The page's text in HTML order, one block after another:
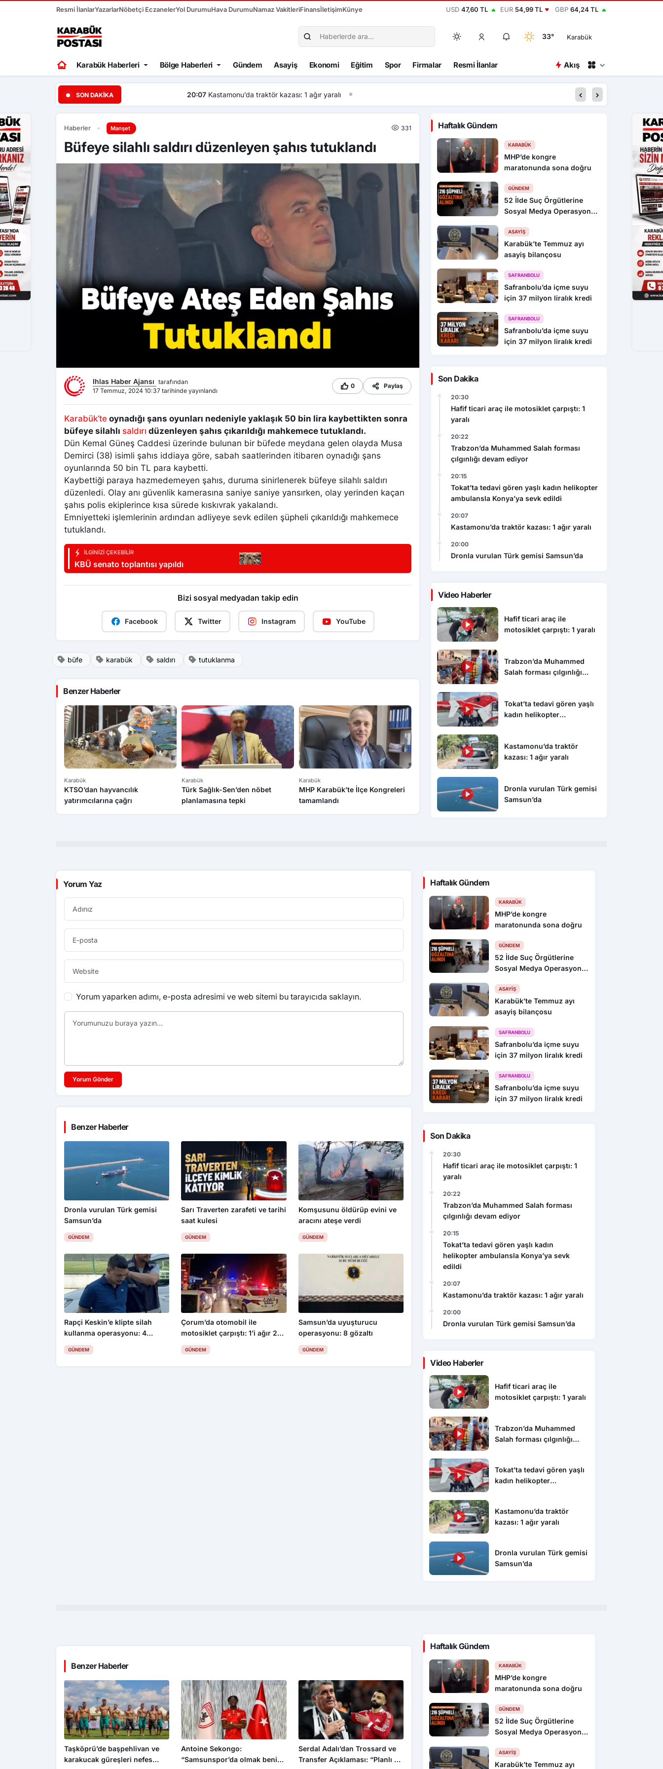
Resmi İlanlarYazarlarNöbetçi EczanelerYol DurumuHava DurumuNamaz VakitleriFinansİletişimKünye USD 47,60 TL EUR 54,99 TL GBP 64,24 TL
33° Karabük
Karabük Haberleri Bölge Haberleri Gündem Asayiş Ekonomi Eğitim Spor Firmalar Resmi İlanlar Akış
SON DAKIKA Kastamonu’da traktör kazası: 1 ağır yaralı 20:00 Dronla vurulan Türk
Haberler Manşet 331
Büfeye silahlı saldırı düzenleyen şahıs tutuklandı
Ihlas Haber Ajansı tarafından
17 Temmuz, 2024 10:37 tarihinde yayınlandı
0 Paylaş
Karabük’te oynadığı şans oyunları nedeniyle yaklaşık 50 bin lira kaybettikten sonra
büfeye silahlı saldırı düzenleyen şahıs çıkarıldığı mahkemece tutuklandı.
Dün Kemal Güneş Caddesi üzerinde bulunan bir büfede meydana gelen olayda Musa
Demirci (38) isimli şahıs iddiaya göre, sabah saatlerinden itibaren oynadığı şans
oyunlarında 50 bin TL para kaybetti.
Kaybettiği paraya hazmedemeyen şahıs, duruma sinirlenerek büfeye silahlı saldırı
düzenledi. Olay anı güvenlik kamerasına saniye saniye yansırken, olay yerinden kaçan
şahıs polis ekiplerince kısa sürede kıskıvrak yakalandı.
Emniyetteki işlemlerinin ardından adliyeye sevk edilen şüpheli çıkarıldığı mahkemece
tutuklandı.
İLGINIZI ÇEKEBILIR
KBÜ senato toplantısı yapıldı
Bizi sosyal medyadan takip edin
Facebook Twitter Instagram YouTube
büfe karabük saldırı tutuklanma
Benzer Haberler
Karabük
KTSO’dan hayvancılık
yatırımcılarına çağrı
Karabük
Türk Sağlık-Sen’den nöbet
planlamasına tepki
Karabük
MHP Karabük’te İlçe Kongreleri
tamamlandı
Karabük
Sanayi sitesinde denetim ve
bilgilendirme çalışması
İUP personeline mesleki gelişim
eğitimi
Haftalık Gündem
KARABÜK
MHP’de kongre
maratonunda sona doğru
GÜNDEM
52 İlde Suç Örgütlerine
Sosyal Medya Operasyonu:
ASAYIŞ
Karabük’te Temmuz ayı
asayiş bilançosu
SAFRANBOLU
Safranbolu’da içme suyu
için 37 milyon liralık kredi
SAFRANBOLU
Safranbolu’da içme suyu
için 37 milyon liralık kredi
Son Dakika
20:30
Hafif ticari araç ile motosiklet çarpıştı: 1
yaralı
20:22
Trabzon’da Muhammed Salah forması
çılgınlığı devam ediyor
20:15
Tokat’ta tedavi gören yaşlı kadın helikopter
ambulansla Konya’ya sevk edildi
20:07
Kastamonu’da traktör kazası: 1 ağır yaralı
20:00
Dronla vurulan Türk gemisi Samsun’da
Video Haberler
Hafif ticari araç ile
motosiklet çarpıştı: 1 yaralı
Trabzon’da Muhammed
Salah forması çılgınlığı
Tokat’ta tedavi gören yaşlı
kadın helikopter
Kastamonu’da traktör
kazası: 1 ağır yaralı
Dronla vurulan Türk gemisi
Samsun’da
Yorum Yaz
Yorum yaparken adımı, e-posta adresimi ve web sitemi bu tarayıcıda saklayın.
Yorum Gönder
Benzer Haberler
Dronla vurulan Türk gemisi
Samsun’da
GÜNDEM
Sarı Traverten zarafeti ve tarihi
saat kulesi
GÜNDEM
Komşusunu öldürüp evini ve
aracını ateşe verdi
GÜNDEM
Rapçi Keskin’e klipte silah
kullanma operasyonu: 4
gözaltı
GÜNDEM
Çorum’da otomobil ile
motosiklet çarpıştı: 1’i ağır 2
yaralı
GÜNDEM
Samsun’da uyuşturucu
operasyonu: 8 gözaltı
GÜNDEM
Haftalık Gündem
KARABÜK
MHP’de kongre
maratonunda sona doğru
GÜNDEM
52 İlde Suç Örgütlerine
Sosyal Medya Operasyonu:
ASAYIŞ
Karabük’te Temmuz ayı
asayiş bilançosu
SAFRANBOLU
Safranbolu’da içme suyu
için 37 milyon liralık kredi
SAFRANBOLU
Safranbolu’da içme suyu
için 37 milyon liralık kredi
Son Dakika
20:30
Hafif ticari araç ile motosiklet çarpıştı: 1
yaralı
20:22
Trabzon’da Muhammed Salah forması
çılgınlığı devam ediyor
20:15
Tokat’ta tedavi gören yaşlı kadın
helikopter ambulansla Konya’ya sevk
edildi
20:07
Kastamonu’da traktör kazası: 1 ağır yaralı
20:00
Dronla vurulan Türk gemisi Samsun’da
Video Haberler
Hafif ticari araç ile
motosiklet çarpıştı: 1 yaralı
Trabzon’da Muhammed
Salah forması çılgınlığı
Tokat’ta tedavi gören yaşlı
kadın helikopter
Kastamonu’da traktör
kazası: 1 ağır yaralı
Dronla vurulan Türk gemisi
Samsun’da
Benzer Haberler
Taşköprü’de başpehlivan ve
karakucak güreşleri nefes
Antoine Sekongo:
“Samsunspor’da olmak benim
Serdal Adalı’dan Trossard ve
Transfer Açıklaması: “Planlı Bir
Haftalık Gündem
KARABÜK
MHP’de kongre
maratonunda sona doğru
GÜNDEM
52 İlde Suç Örgütlerine
Sosyal Medya Operasyonu:
ASAYIŞ
Karabük’te Temmuz ayı